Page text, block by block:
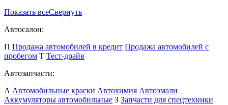
Показать всеСвернуть
Автосалон:
П Продажа автомобилей в кредит Продажа автомобилей с
пробегом Т Тест-драйв
Автозапчасти:
А Автомобильные краски Автохимия Автоэмали
Аккумуляторы автомобильные З Запчасти для спецтехники